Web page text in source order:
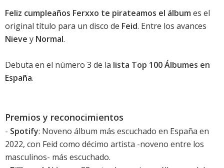
Feliz cumpleaños Ferxxo te pirateamos el álbum es el
original título para un disco de Feid. Entre los avances
Nieve y Normal.
Debuta en el número 3 de la lista Top 100 Álbumes en
España.
Premios y reconocimientos
- Spotify: Noveno álbum más escuchado en España en
2022, con Feid como décimo artista -noveno entre los
masculinos- más escuchado.